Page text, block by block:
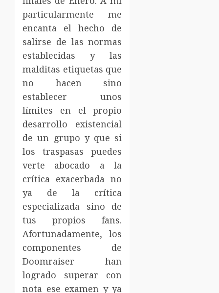
particularmente me
encanta el hecho de
salirse de las normas
establecidas y las
malditas etiquetas que
no hacen sino
establecer unos
límites en el propio
desarrollo existencial
de un grupo y que si
los traspasas puedes
verte abocado a la
crítica exacerbada no
ya de la crítica
especializada sino de
tus propios fans.
Afortunadamente, los
componentes de
Doomraiser han
logrado superar con
nota ese examen y ya